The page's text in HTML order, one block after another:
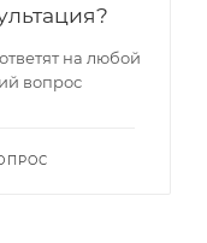
на любой
вопрос